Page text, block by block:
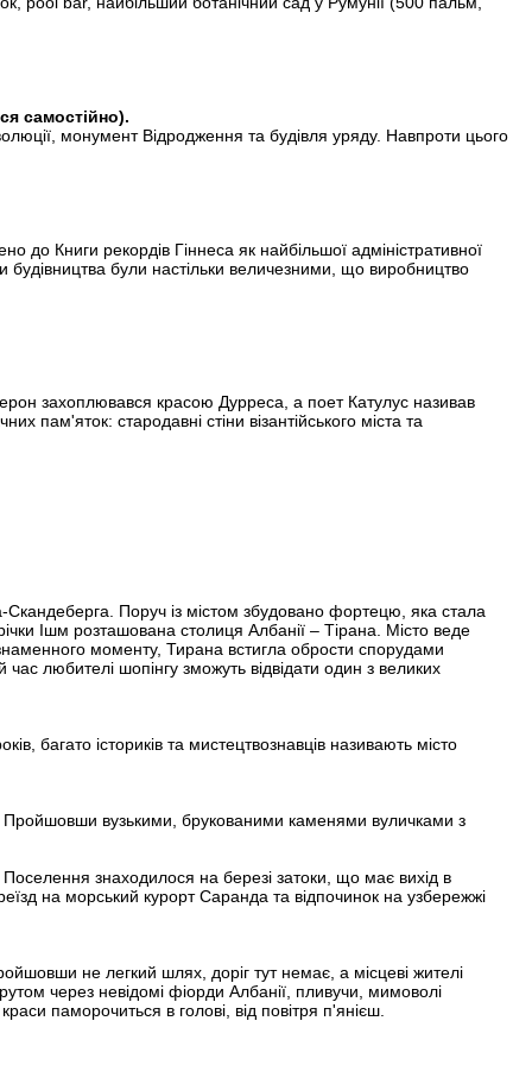
самостійно).
монумент Відродження та будівля уряду. Навпроти цього
до Книги рекордів Гіннеса як найбільшої адміністративної
будівництва були настільки величезними, що виробництво
захоплювався красою Дурреса, а поет Катулус називав
пам'яток: стародавні стіни візантійського міста та
Скандеберга. Поруч із містом збудовано фортецю, яка стала
Ішм розташована столиця Албанії – Тірана. Місто веде
моменту, Тирана встигла обрости спорудами
час любителі шопінгу зможуть відвідати один з великих
багато істориків та мистецтвознавців називають місто
Пройшовши вузькими, брукованими каменями вуличками з
знаходилося на березі затоки, що має вихід в
на морський курорт Саранда та відпочинок на узбережжі
не легкий шлях, доріг тут немає, а місцеві жителі
через невідомі фіорди Албанії, пливучи, мимоволі
паморочиться в голові, від повітря п'янієш.